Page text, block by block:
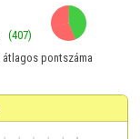
(407)
átlagos pontszáma